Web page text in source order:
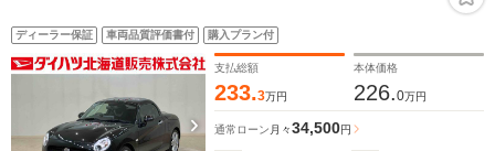
ディーラー保証 車両品質評価書付 購入プラン付
支払総額
233.3万円
本体価格
226.0万円
通常ローン 月々34,500円